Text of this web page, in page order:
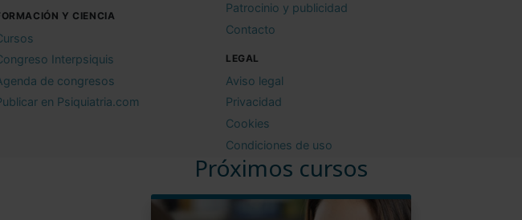
Próximos cursos
Y CIENCIA
Interpsiquis
de congresos
en Psiquiatria.com
Patrocinio y publicidad
Contacto
LEGAL
Aviso legal
Privacidad
Cookies
Condiciones de uso